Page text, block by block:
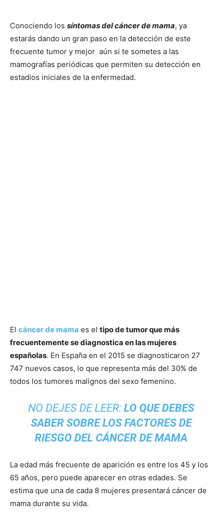
Conociendo los síntomas del cáncer de mama, ya
estarás dando un gran paso en la detección de este
frecuente tumor y mejor aún si te sometes a las
mamografías periódicas que permiten su detección en
estadios iniciales de la enfermedad.
El cáncer de mama es el tipo de tumor que más
frecuentemente se diagnostica en las mujeres
españolas. En España en el 2015 se diagnosticaron 27
747 nuevos casos, lo que representa más del 30% de
todos los tumores malignos del sexo femenino.
NO DEJES DE LEER: LO QUE DEBES
SABER SOBRE LOS FACTORES DE
RIESGO DEL CÁNCER DE MAMA
La edad más frecuente de aparición es entre los 45 y los
65 años, pero puede aparecer en otras edades. Se
estima que una de cada 8 mujeres presentará cáncer de
mama durante su vida.